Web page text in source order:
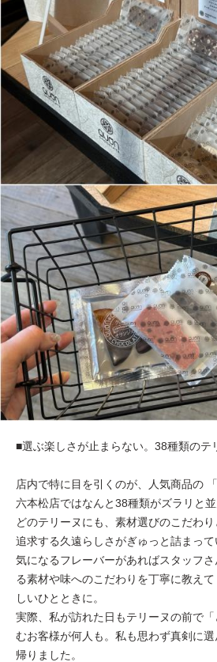
■選ぶ楽しさが止まらない。38種類のテ
店内で特に目を引くのが、人気商品の
六本松店ではなんと38種類がズラリと並
どのテリーヌにも、素材選びのこだわり
追求する久遠らしさがぎゅっと詰まって
気になるフレーバーがあればスタッフ
る素材や味へのこだわりを丁寧に教え
しいひとときに。
実際、私が訪れた日もテリーヌの前で
むお客様が何人も。私も思わず真剣に
帰りました。